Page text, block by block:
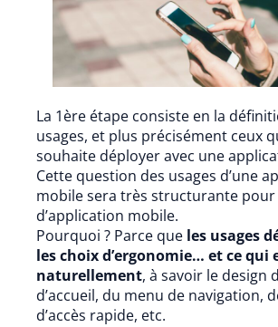
La 1ère étape consiste en la
usages, et plus précisément ceux
souhaite déployer avec une
Cette question des usages d’une
mobile sera très structurante
d’application mobile.
Pourquoi ? Parce que les usages
les choix d’ergonomie… et ce qui
naturellement, à savoir le design
d’accueil, du menu de navigation,
d’accès rapide, etc.